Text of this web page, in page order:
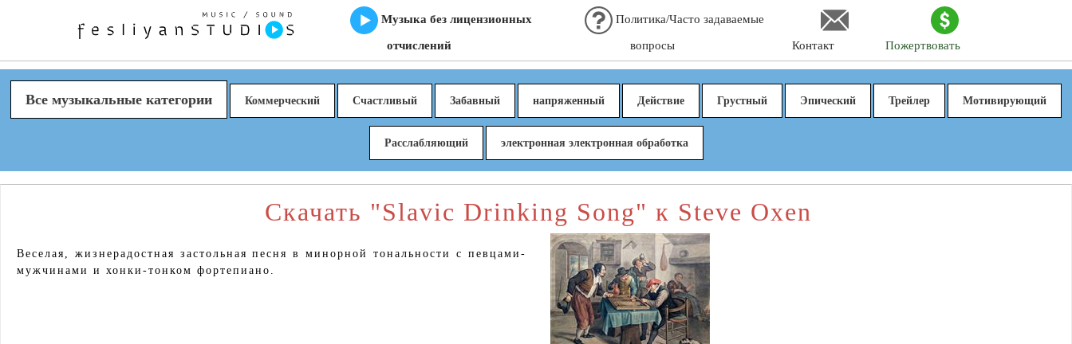
Музыка без лицензионных
отчислений
Политика/Часто задаваемые
вопросы Контакт Пожертвовать
Все музыкальные категории Коммерческий Счастливый Забавный напряженный Действие Грустный Эпический Трейлер Мотивирующий
Расслабляющий электронная электронная обработка
Скачать "Slavic Drinking Song" к Steve Oxen
Веселая, жизнерадостная застольная песня в минорной тональности с певцами-
мужчинами и хонки-тонком фортепиано.